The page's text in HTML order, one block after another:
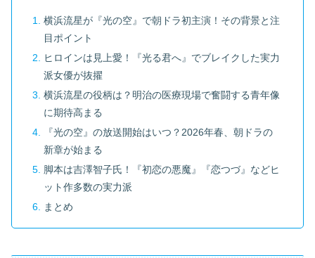
横浜流星が『光の空』で朝ドラ初主演！その背景と注
目ポイント
ヒロインは見上愛！『光る君へ』でブレイクした実力
派女優が抜擢
横浜流星の役柄は？明治の医療現場で奮闘する青年像
に期待高まる
『光の空』の放送開始はいつ？2026年春、朝ドラの
新章が始まる
脚本は吉澤智子氏！『初恋の悪魔』『恋つづ』などヒ
ット作多数の実力派
まとめ